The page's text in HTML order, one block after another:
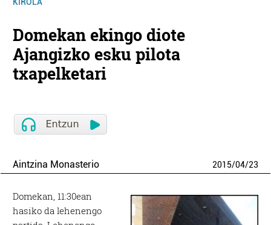
Domekan ekingo diote
Ajangizko esku pilota
txapelketari
Aintzina Monasterio 2015/04/23
Domekan, 11:30ean
hasiko da lehenengo